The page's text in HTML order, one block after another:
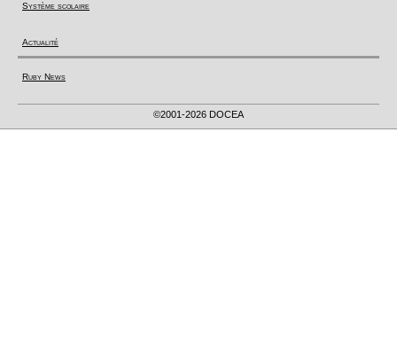
Système scolaire
Actualité
Ruby News
©2001-2026 DOCEA